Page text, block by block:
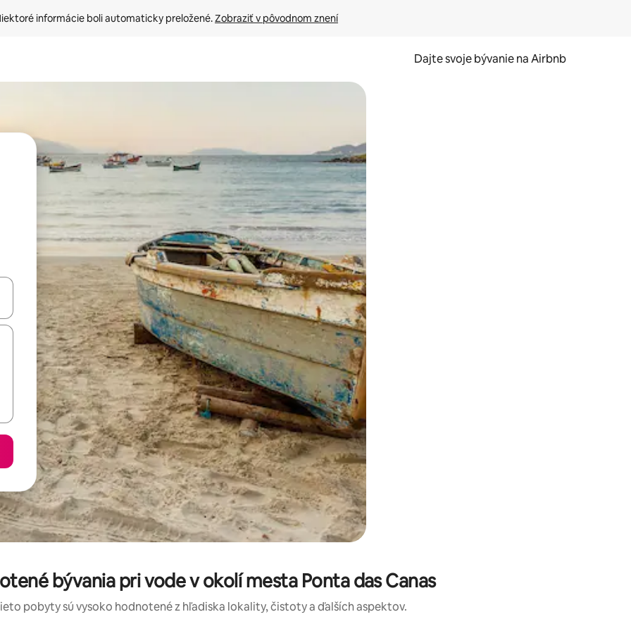
informácie boli automaticky preložené. Zobraziť v pôvodnom znení
Dajte svoje bývanie na Airbnb
pomocou klávesov so šípkami nahor a nadol alebo ich preskúmať pomocou dotykových gest či potiahnutia prstom.
bývania pri vode v okolí mesta Ponta das Canas
pobyty sú vysoko hodnotené z hľadiska lokality, čistoty a ďalších aspektov.